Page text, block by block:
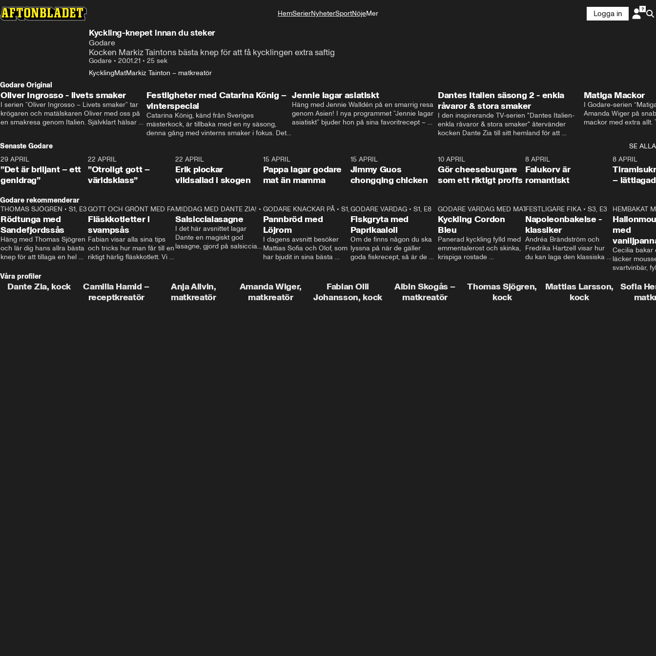
HemSerierNyheterSportNöjeMer
Logga in
Kyckling-knepet innan du steker
Godare
Kocken Markiz Taintons bästa knep för att få kycklingen extra saftig
Godare • 20.01.21 • 25 sek
KycklingMatMarkiz Tainton – matkreatör
Godare Original
Oliver Ingrosso - livets smaker
I serien ”Oliver Ingrosso – Livets smaker” tar
krögaren och matälskaren Oliver med oss på
en smakresa genom Italien. Självklart hälsar
Festligheter med Catarina König –
vinterspecial
Catarina König, känd från Sveriges
mästerkock, är tillbaka med en ny säsong,
denna gång med vinterns smaker i fokus. Det
Jennie lagar asiatiskt
Häng med Jennie Walldén på en smarrig resa
genom Asien! I nya programmet ”Jennie lagar
asiatiskt” bjuder hon på sina favoritrecept –
Dantes Italien säsong 2 - enkla
råvaror & stora smaker
I den inspirerande TV-serien "Dantes Italien-
enkla råvaror & stora smaker" återvänder
kocken Dante Zia till sitt hemland för att
Dante regionen Emilia-Romagna och staden
Parma, där han upptäcker den genuina
matfilosofin Cucina Povera.
Matiga Mackor
I Godare-serien
Amanda Wiger på
mackor med extra allt.
italiensk variant med
festliga snittar som
Senaste Godare
SE ALLA
0:50
29 APRIL
”Det är briljant – ett
genidrag”
1:00
22 APRIL
”Otroligt gott –
världsklass”
22 APRIL
Erik plockar
vildsallad i skogen
15 APRIL
Pappa lagar godare
mat än mamma
15 APRIL
Jimmy Guos
chongqing chicken
2:04
10 APRIL
Gör cheeseburgare
som ett riktigt proffs
0:43
8 APRIL
Falukorv är
romantiskt
8 APRIL
–
Godare rekommenderar
13:56
THOMAS SJÖGREN • S1, E3
Rödtunga med
Sandefjordssås
Häng med Thomas Sjögren
och lär dig hans allra bästa
knep för att tillaga en hel
helstekt rödtunga med
sandefjordssås och en
magisk sallad på pepparrot
12:17
GOTT OCH GRÖNT MED FABBE•S2, E2
Fläskkotletter i
svampsås
Fabian visar alla sina tips
och tricks hur man får till en
riktigt härlig fläskkotlett. Vi
Fredrik som lämnat stan
och sadlat om till grisbonde
på Gotland.
16:10
MIDDAG MED DANTE ZIA! •S1, E1
Salsiccialasagne
I det här avsnittet lagar
Dante en magiskt god
lasagne, gjord på salsiccia
26:05
GODARE KNACKAR PÅ• S1, E3
Pannbröd med
Löjrom
I dagens avsnitt besöker
Mattias Sofia och Olof, som
har bjudit in sina bästa
visar hur man skapar en
riktig restaurangupplevelse
hemma, dom där extra
9:22
GODARE VARDAG• S1, E8
Fiskgryta med
Paprikaaioli
Om de finns någon du ska
lyssna på när de gäller
goda fiskrecept, så är de
livets fiskgryta. Den perfekta
vardagsmatsfavoriten som
funkar lika bra alla dagar i
11:35
GODARE VARDAG MED MATTIAS LARSSON•S1, E6
Kyckling Cordon
Bleu
Panerad kyckling fylld med
emmentalerost och skinka,
krispiga rostade
brynt smör och ärtor... Låter
det inte som en given succé
på middagsbordet i veckan?
13:18
FESTLIGARE FIKA •S3, E3
Napoleonbakelse -
klassiker
Andréa Brändström och
Fredrika Hartzell visar hur
du kan laga den klassiska
som imponerar vid varje
tillfälle!
HEMBAKAT
med
Cecilia bakar
läcker
svartvinbär,
som vilar
smulbotten.
allting med
Våra profiler
Dante Zia, kock
Camilla Hamid –
receptkreatör
Anja Allvin,
matkreatör
Amanda Wiger,
matkreatör
Fabian Olli
Johansson, kock
Albin Skogås –
matkreatör
Thomas Sjögren,
kock
Mattias Larsson,
kock
Sofia